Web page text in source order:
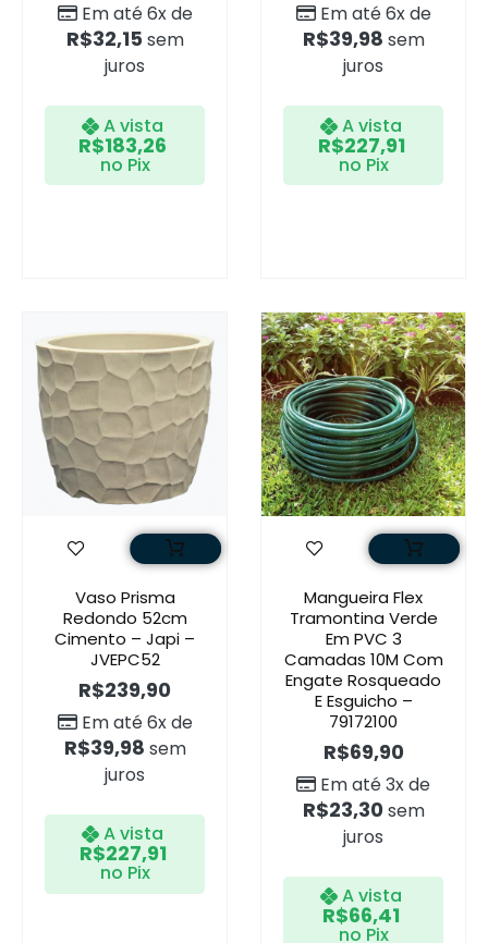
Em até 6x de
R$32,15 sem
juros
A vista
R$183,26
no Pix
Em até 6x de
R$39,98 sem
juros
A vista
R$227,91
no Pix
Vaso Prisma
Redondo 52cm
Cimento – Japi –
JVEPC52
R$239,90
Em até 6x de
R$39,98 sem
juros
A vista
R$227,91
no Pix
Mangueira Flex
Tramontina Verde
Em PVC 3
Camadas 10M Com
Engate Rosqueado
E Esguicho –
79172100
R$69,90
Em até 3x de
R$23,30 sem
juros
A vista
R$66,41
no Pix